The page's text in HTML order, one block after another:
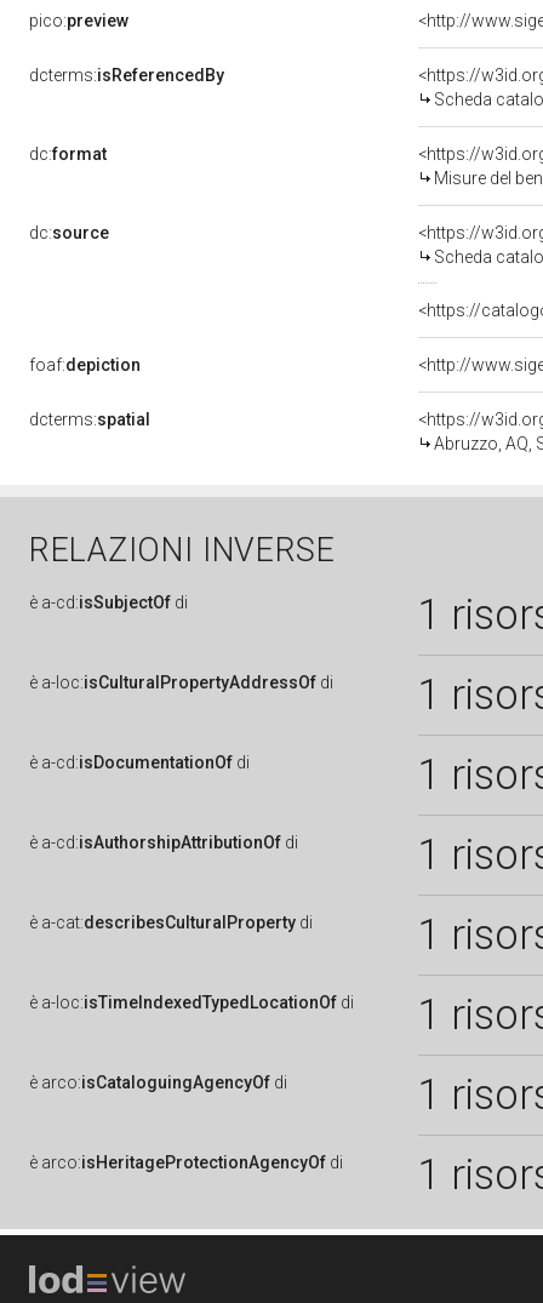
pico:preview <http://
dcterms:isReferencedBy
<https://
Scheda
dc:format
<https://
Misure del
dc:source
<https://
Scheda
<https://
foaf:depiction <http://
dcterms:spatial
<https://
Abruzzo, AQ,
RELAZIONI INVERSE
è a-cd:isSubjectOf di 1
è a-loc:isCulturalPropertyAddressOf di 1
è a-cd:isDocumentationOf di 1
è a-cd:isAuthorshipAttributionOf di 1
è a-cat:describesCulturalProperty di 1
è a-loc:isTimeIndexedTypedLocationOf di 1
è arco:isCataloguingAgencyOf di 1
è arco:isHeritageProtectionAgencyOf di 1